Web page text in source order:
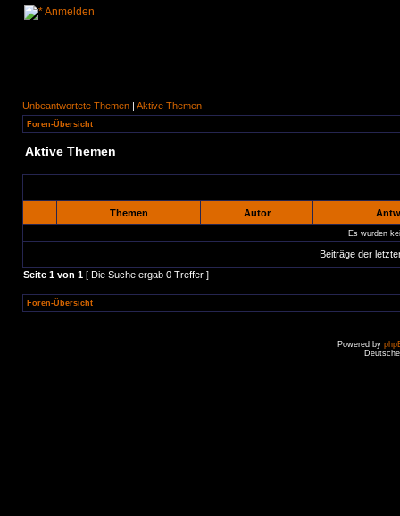
Anmelden
Unbeantwortete Themen | Aktive Themen
Foren-Übersicht
Aktive Themen
Themen Autor
Es wurden
Beiträge der
Seite 1 von 1 [ Die Suche ergab 0 Treffer ]
Foren-Übersicht
Powered by